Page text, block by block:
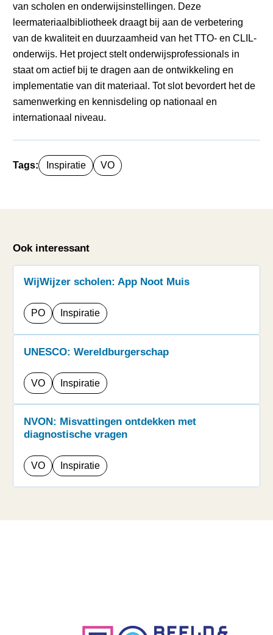
van scholen en onderwijsinstellingen. Deze
leermateriaalbibliotheek draagt bij aan de verbetering
van de kwaliteit en duurzaamheid van het TTO- en CLIL-
onderwijs. Het project stelt onderwijsprofessionals in
staat om actief bij te dragen aan de ontwikkeling en
implementatie van dit materiaal. Tot slot bevordert het de
samenwerking en kennisdeling op nationaal en
internationaal niveau.
Tags: Inspiratie VO
Ook interessant
WijWijzer scholen: App Noot Muis
PO Inspiratie
UNESCO: Wereldburgerschap
VO Inspiratie
NVON: Misvattingen ontdekken met
diagnostische vragen
VO Inspiratie